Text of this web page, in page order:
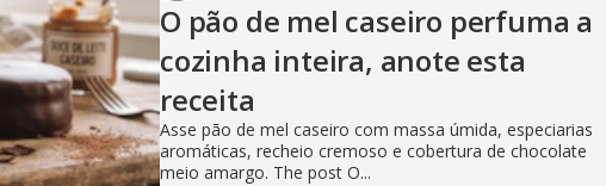
O pão de mel caseiro perfuma a
cozinha inteira, anote esta
receita
Asse pão de mel caseiro com massa úmida, especiarias
aromáticas, recheio cremoso e cobertura de chocolate
meio amargo. The post O...